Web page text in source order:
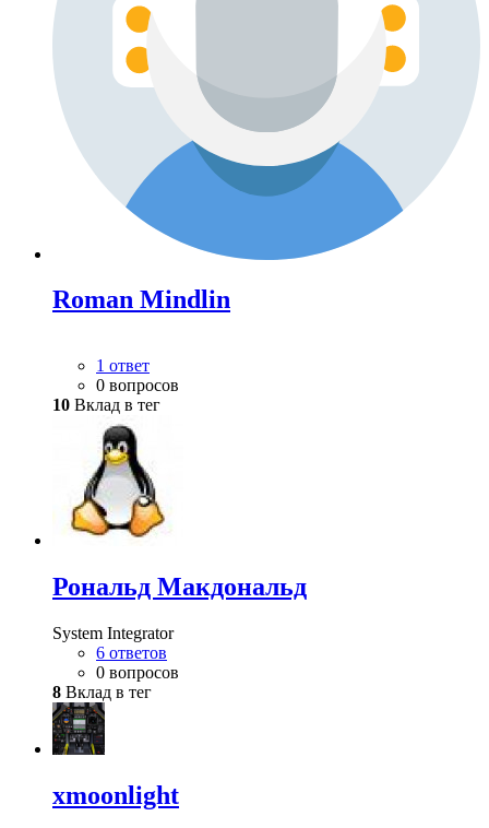
Roman Mindlin
1 ответ
0 вопросов
10 Вклад в тег
Рональд Макдональд
System Integrator
6 ответов
0 вопросов
8 Вклад в тег
xmoonlight